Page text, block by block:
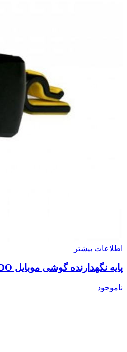
اطلاعات بیشتر
پایه نگهدارنده گوشی موبایل YESIDO مدل C10
ناموجود